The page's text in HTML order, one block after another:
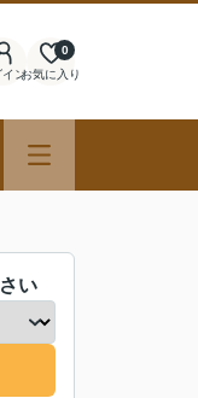
インお気に入り
0
い